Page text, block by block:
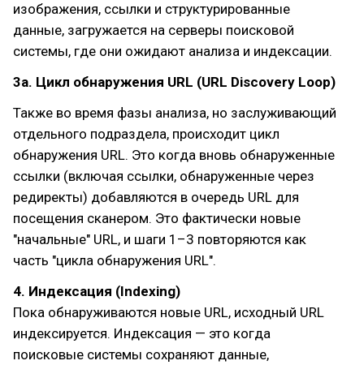
изображения, ссылки и структурированные
данные, загружается на серверы поисковой
системы, где они ожидают анализа и индексации.
3a. Цикл обнаружения URL (URL Discovery Loop)
Также во время фазы анализа, но заслуживающий
отдельного подраздела, происходит цикл
обнаружения URL. Это когда вновь обнаруженные
ссылки (включая ссылки, обнаруженные через
редиректы) добавляются в очередь URL для
посещения сканером. Это фактически новые
"начальные" URL, и шаги 1–3 повторяются как
часть "цикла обнаружения URL".
4. Индексация (Indexing)
Пока обнаруживаются новые URL, исходный URL
индексируется. Индексация — это когда
поисковые системы сохраняют данные,